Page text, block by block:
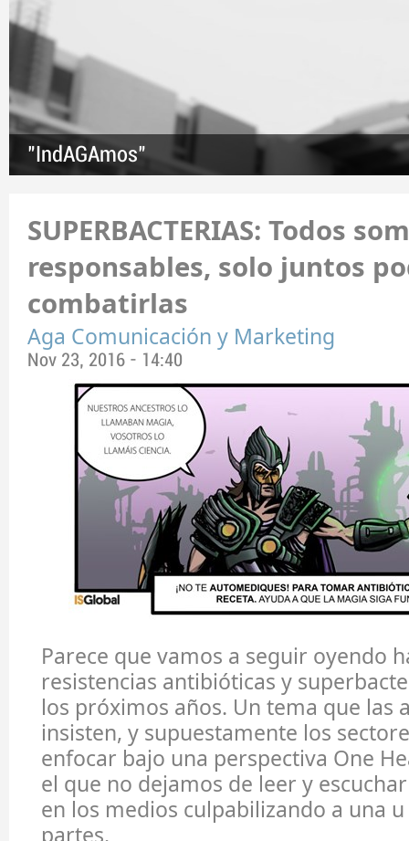
"IndAGAmos"
SUPERBACTERIAS: Todos
responsables, solo juntos
combatirlas
Aga Comunicación y Marketing
Nov 23, 2016 - 14:40
Parece que vamos a seguir oyendo
resistencias antibióticas y
los próximos años. Un tema que las
insisten, y supuestamente los
enfocar bajo una perspectiva One
el que no dejamos de leer y
en los medios culpabilizando a una
partes.